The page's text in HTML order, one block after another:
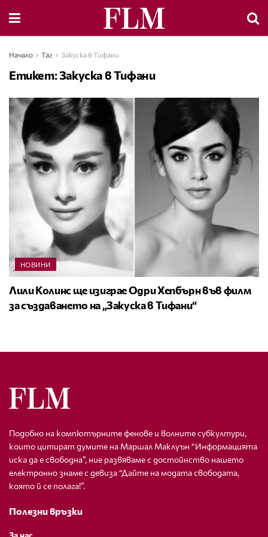
Начало Таг Закуска в Тифани
Етикет:Закуска в Тифани
НОВИНИ
Лили Колинс ще изиграе Одри Хепбърн във филм
за създаването на „Закуска в Тифани“
Подобно на компютърните фенове и волните субкултури,
които цитират думите на Маршал Маклуън “Информацията
иска да е свободна”, ние развяваме с достойнство нашето
електронно знаме с девиза “Дайте на модата свободата,
която й се полага!”.
Полезни връзки
За нас